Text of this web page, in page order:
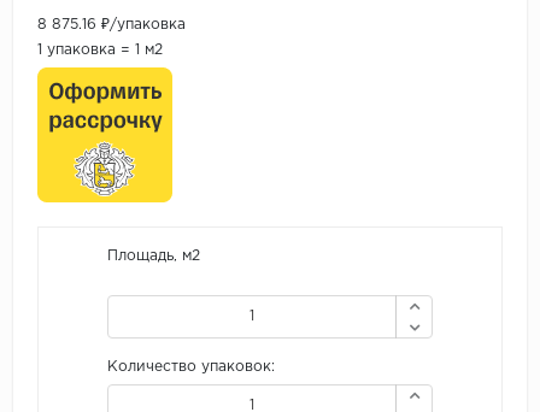
8 875.16 ₽/упаковка
1 упаковка = 1 м2
Площадь, м2
Количество упаковок: